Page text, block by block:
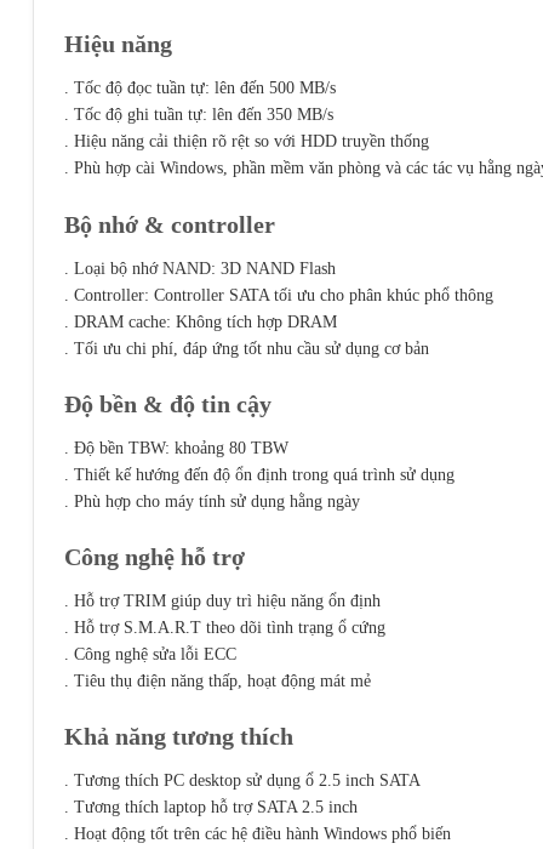
Hiệu năng
. Tốc độ đọc tuần tự: lên đến 500 MB/s
. Tốc độ ghi tuần tự: lên đến 350 MB/s
. Hiệu năng cải thiện rõ rệt so với HDD truyền thống
. Phù hợp cài Windows, phần mềm văn phòng và các tác vụ hằng
Bộ nhớ & controller
. Loại bộ nhớ NAND: 3D NAND Flash
. Controller: Controller SATA tối ưu cho phân khúc phổ thông
. DRAM cache: Không tích hợp DRAM
. Tối ưu chi phí, đáp ứng tốt nhu cầu sử dụng cơ bản
Độ bền & độ tin cậy
. Độ bền TBW: khoảng 80 TBW
. Thiết kế hướng đến độ ổn định trong quá trình sử dụng
. Phù hợp cho máy tính sử dụng hằng ngày
Công nghệ hỗ trợ
. Hỗ trợ TRIM giúp duy trì hiệu năng ổn định
. Hỗ trợ S.M.A.R.T theo dõi tình trạng ổ cứng
. Công nghệ sửa lỗi ECC
. Tiêu thụ điện năng thấp, hoạt động mát mẻ
Khả năng tương thích
. Tương thích PC desktop sử dụng ổ 2.5 inch SATA
. Tương thích laptop hỗ trợ SATA 2.5 inch
. Hoạt động tốt trên các hệ điều hành Windows phổ biến